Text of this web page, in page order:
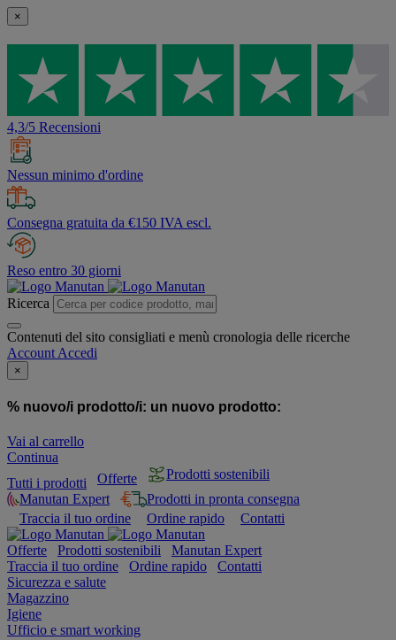
×
4,3/5 Recensioni
Nessun minimo d'ordine
Consegna gratuita da €150 IVA escl.
Reso entro 30 giorni
Ricerca
Contenuti del sito consigliati e menù cronologia delle ricerche
Account Accedi
×
% nuovo/i prodotto/i: un nuovo prodotto:
Vai al carrello
Continua
Tutti i prodotti
Offerte
Prodotti sostenibili
Manutan Expert
Prodotti in pronta consegna
Traccia il tuo ordine
Ordine rapido Contatti
Offerte Prodotti sostenibili
Manutan Expert
Traccia il tuo ordine
Ordine rapido
Contatti
Sicurezza e salute
Magazzino
Igiene
Ufficio e smart working